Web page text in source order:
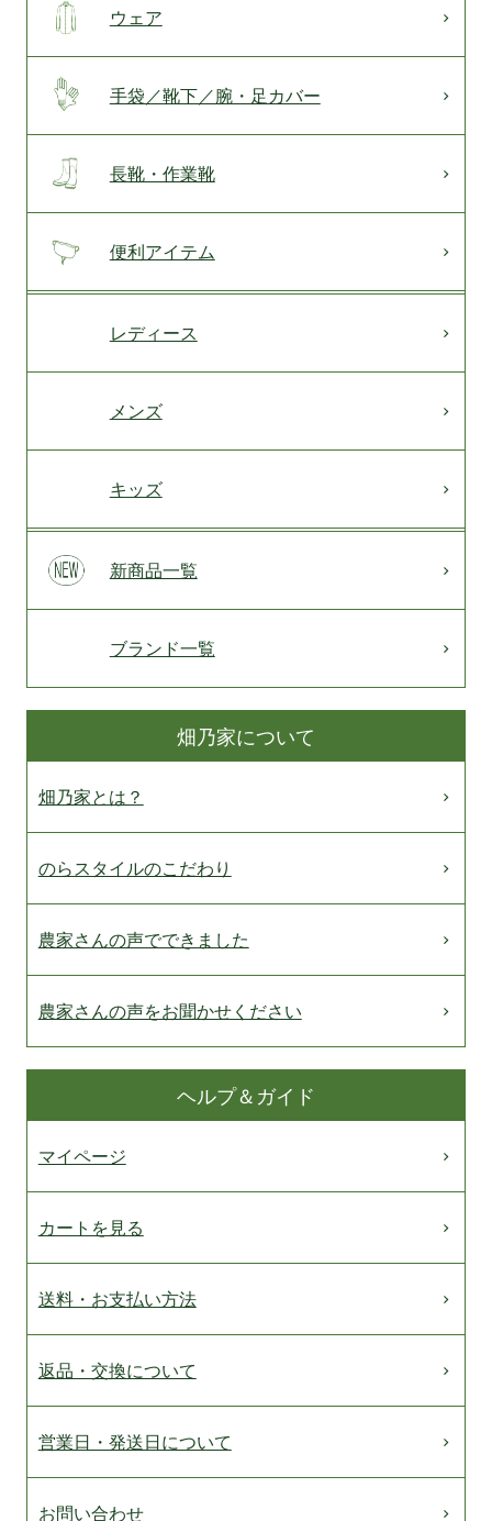
ウェア
手袋／靴下／腕・足カバー
長靴・作業靴
便利アイテム
レディース
メンズ
キッズ
新商品一覧
ブランド一覧
畑乃家について
畑乃家とは？
のらスタイルのこだわり
農家さんの声でできました
農家さんの声をお聞かせください
ヘルプ＆ガイド
マイページ
カートを見る
送料・お支払い方法
返品・交換について
営業日・発送日について
お問い合わせ